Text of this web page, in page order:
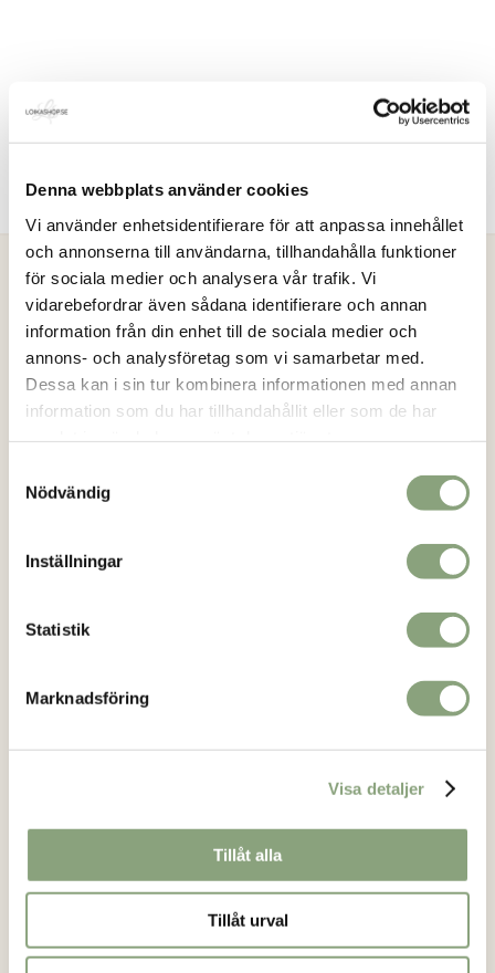
Denna webbplats använder cookies
Vi använder enhetsidentifierare för att anpassa innehållet
och annonserna till användarna, tillhandahålla funktioner
för sociala medier och analysera vår trafik. Vi
vidarebefordrar även sådana identifierare och annan
information från din enhet till de sociala medier och
annons- och analysföretag som vi samarbetar med.
Dessa kan i sin tur kombinera informationen med annan
information som du har tillhandahållit eller som de har
Nödvändig
Inställningar
Statistik
Marknadsföring
Visa detaljer
Tillåt alla
Tillåt urval
Loikashop.se
Loikashop är en e-handel som drivs av en familj i Göteborg.
Loikashop är ett eget varumärke och produkterna som säljs
Kontakt
0736-858626
Instagram
Mitt konto
Returformulär